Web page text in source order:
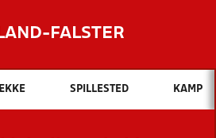
FALSTER
Hvad vil du søge efter?
INDHOLD OG NYHEDER
SPILLESTED KAMP